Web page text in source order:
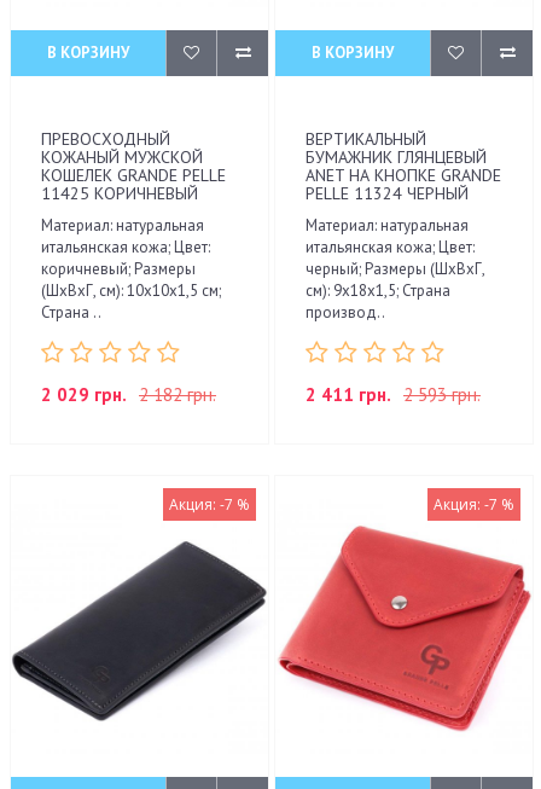
В КОРЗИНУ
ПРЕВОСХОДНЫЙ
КОЖАНЫЙ МУЖСКОЙ
КОШЕЛЕК GRANDE PELLE
11425 КОРИЧНЕВЫЙ
Материал: натуральная
итальянская кожа; Цвет:
коричневый; Размеры
(ШхВхГ, см): 10х10х1,5 см;
Страна ..
2 029 грн. 2 182 грн.
В КОРЗИНУ
ВЕРТИКАЛЬНЫЙ
БУМАЖНИК ГЛЯНЦЕВЫЙ
ANET НА КНОПКЕ GRANDE
PELLE 11324 ЧЕРНЫЙ
Материал: натуральная
итальянская кожа; Цвет:
черный; Размеры (ШхВхГ,
см): 9х18х1,5; Страна
производ..
2 411 грн. 2 593 грн.
Акция: -7 % Акция: -7 %